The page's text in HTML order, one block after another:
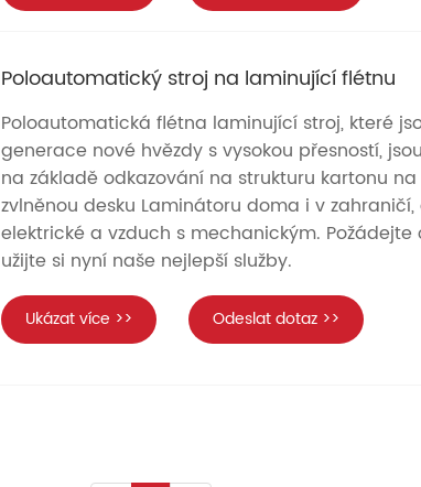
Poloautomatický stroj na laminující flétnu
Poloautomatická flétna laminující stroj, které
generace nové hvězdy s vysokou přesností,
na základě odkazování na strukturu kartonu
zvlněnou desku Laminátoru doma i v
elektrické a vzduch s mechanickým.
užijte si nyní naše nejlepší služby.
Ukázat více >> Odeslat dotaz >>